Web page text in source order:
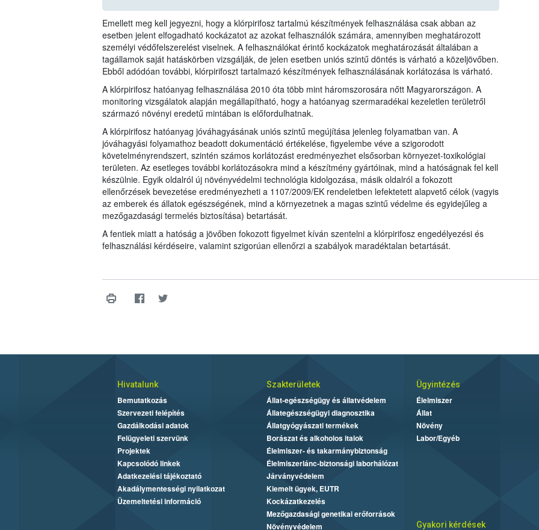
Emellett meg kell jegyezni, hogy a klórpirifosz tartalmú készítmények felhasználása csak abban az
esetben jelent elfogadható kockázatot az azokat felhasználók számára, amennyiben meghatározott
személyi védőfelszerelést viselnek. A felhasználókat érintő kockázatok meghatározását általában a
tagállamok saját hatáskörben vizsgálják, de jelen esetben uniós szintű döntés is várható a közeljövőben.
Ebből adódóan további, klórpirifoszt tartalmazó készítmények felhasználásának korlátozása is várható.
A klórpirifosz hatóanyag felhasználása 2010 óta több mint háromszorosára nőtt Magyarországon. A
monitoring vizsgálatok alapján megállapítható, hogy a hatóanyag szermaradékai kezeletlen területről
származó növényi eredetű mintában is előfordulhatnak.
A klórpirifosz hatóanyag jóváhagyásának uniós szintű megújítása jelenleg folyamatban van. A
jóváhagyási folyamathoz beadott dokumentáció értékelése, figyelembe véve a szigorodott
követelményrendszert, szintén számos korlátozást eredményezhet elsősorban környezet-toxikológiai
területen. Az esetleges további korlátozásokra mind a készítmény gyártóinak, mind a hatóságnak fel kell
készülnie. Egyik oldalról új növényvédelmi technológia kidolgozása, másik oldalról a fokozott
ellenőrzések bevezetése eredményezheti a 1107/2009/EK rendeletben lefektetett alapvető célok (vagyis
az emberek és állatok egészségének, mind a környezetnek a magas szintű védelme és egyidejűleg a
mezőgazdasági termelés biztosítása) betartását.
A fentiek miatt a hatóság a jövőben fokozott figyelmet kíván szentelni a klórpirifosz engedélyezési és
felhasználási kérdéseire, valamint szigorúan ellenőrzi a szabályok maradéktalan betartását.
Hivatalunk
Bemutatkozás
Szervezeti felépítés
Gazdálkodási adatok
Felügyeleti szervünk
Projektek
Kapcsolódó linkek
Adatkezelési tájékoztató
Akadálymentességi nyilatkozat
Üzemeltetési információ
Szakterületek
Állat-egészségügy és állatvédelem
Állategészségügyi diagnosztika
Állatgyógyászati termékek
Borászat és alkoholos italok
Élelmiszer- és takarmánybiztonság
Élelmiszerlánc-biztonsági laborhálózat
Járványvédelem
Kiemelt ügyek, EUTR
Kockázatkezelés
Mezőgazdasági genetikai erőforrások
Növényvédelem
Ügyintézés
Élelmiszer
Állat
Növény
Labor/Egyéb
Gyakori kérdések